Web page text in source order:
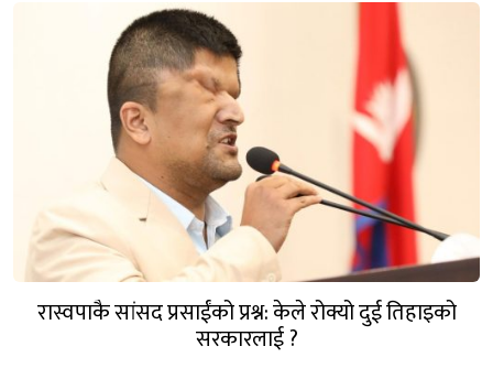
रास्वपाकै सांसद प्रसाईंको प्रश्न: केले रोक्यो दुई तिहाइको
सरकारलाई ?